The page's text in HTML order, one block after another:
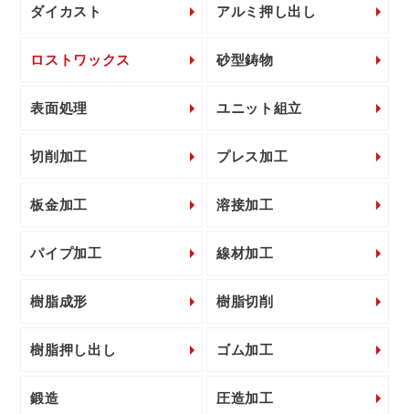
ダイカスト アルミ押し出し
ロストワックス 砂型鋳物
表面処理 ユニット組立
切削加工 プレス加工
板金加工 溶接加工
パイプ加工 線材加工
樹脂成形 樹脂切削
樹脂押し出し ゴム加工
鍛造 圧造加工